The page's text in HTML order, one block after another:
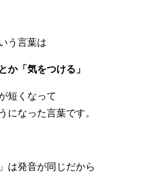
う言葉は
か「気をつける」
短くなって
になった言葉です。
は発音が同じだから